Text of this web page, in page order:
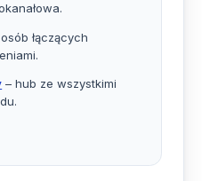
łączących
– hub ze wszystkimi